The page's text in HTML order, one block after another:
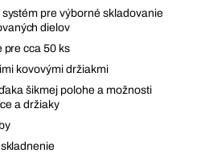
pre výborné skladovanie
dielov
pre cca 50 ks
kovovými držiakmi
šikmej polohe a možnosti
a držiaky